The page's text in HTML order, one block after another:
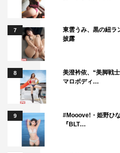
7
東雲うみ、黒の紐ラ
披露
8
美澄衿依、“美脚戦
マロボディ…
9
#Mooove!・姫野ひ
『BLT…